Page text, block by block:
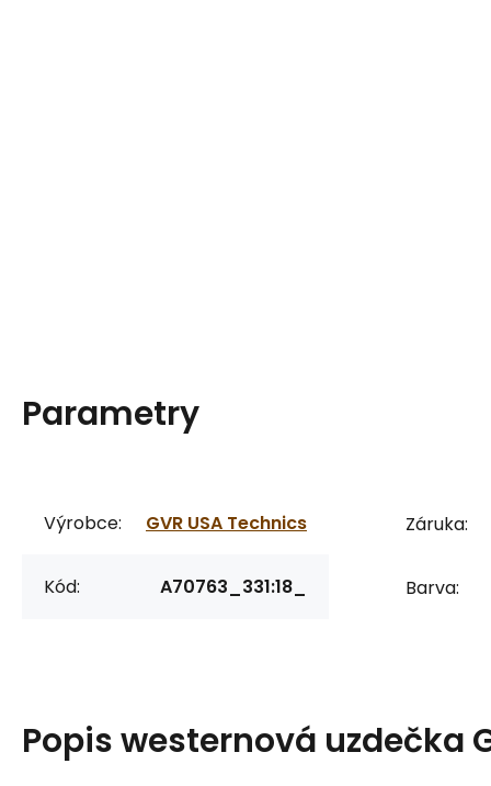
Parametry
Výrobce: GVR USA Technics
Kód: A70763_331:18_
Záruka:
Barva:
Popiswesternová uzdečka